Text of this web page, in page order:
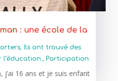
: une école de la
, Ils ont trouvé des
l’éducation., Participation
j’ai 16 ans et je suis enfant